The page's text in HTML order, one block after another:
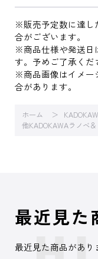
※販売予定数に達し
合がございます。
※商品仕様や発送日
す。予めご了承くだ
※商品画像はイメー
合があります。
ホーム
他KADOKAWAラノベ
最近見た
最近見た商品があり